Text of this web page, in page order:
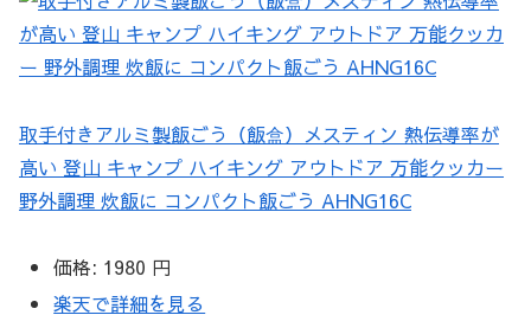
取手付きアルミ製飯ごう（飯盒）メスティン 熱伝導率が
高い 登山 キャンプ ハイキング アウトドア 万能クッカー
野外調理 炊飯に コンパクト飯ごう AHNG16C
価格: 1980 円
楽天で詳細を見る